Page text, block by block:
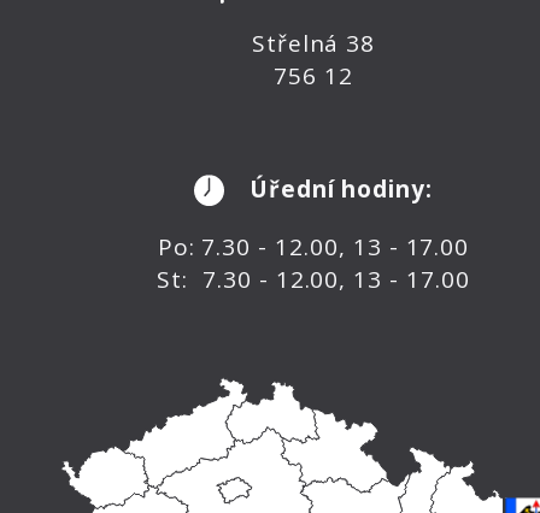
Střelná 38
756 12
Úřední hodiny:
Po: 7.30 - 12.00, 13 - 17.00
St: 7.30 - 12.00, 13 - 17.00